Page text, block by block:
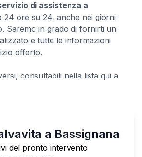
di assistenza a
24 ore su 24, anche nei giorni
Saremo in grado di fornirti un
e tutte le informazioni
offerto.
consultabili nella lista qui a
a Bassignana
del pronto intervento